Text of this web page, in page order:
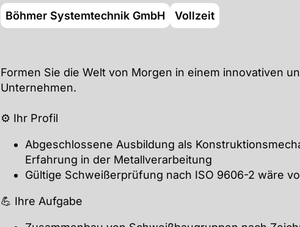
Böhmer Systemtechnik GmbH Vollzeit
Formen Sie die Welt von Morgen in einem innovativen
Unternehmen.
⚙️ Ihr Profil
Abgeschlossene Ausbildung als
Erfahrung in der Metallverarbeitung
Gültige Schweißerprüfung nach ISO 9606-2 wäre
💪 Ihre Aufgabe